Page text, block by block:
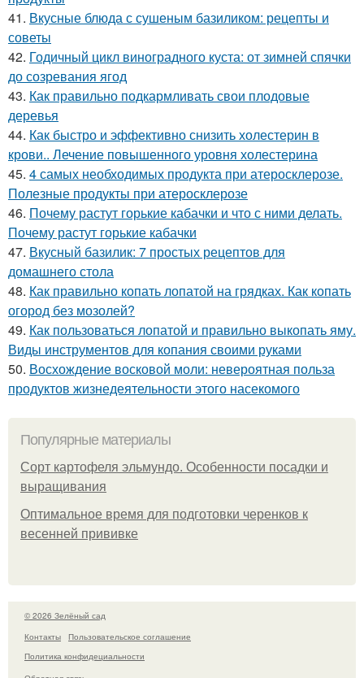
41. Вкусные блюда с сушеным базиликом: рецепты и
советы
42. Годичный цикл виноградного куста: от зимней спячки
до созревания ягод
43. Как правильно подкармливать свои плодовые
деревья
44. Как быстро и эффективно снизить холестерин в
крови.. Лечение повышенного уровня холестерина
45. 4 самых необходимых продукта при атеросклерозе.
Полезные продукты при атеросклерозе
46. Почему растут горькие кабачки и что с ними делать.
Почему растут горькие кабачки
47. Вкусный базилик: 7 простых рецептов для
домашнего стола
48. Как правильно копать лопатой на грядках. Как копать
огород без мозолей?
49. Как пользоваться лопатой и правильно выкопать яму.
Виды инструментов для копания своими руками
50. Восхождение восковой моли: невероятная польза
продуктов жизнедеятельности этого насекомого
Популярные материалы
Сорт картофеля эльмундо. Особенности посадки и
выращивания
Оптимальное время для подготовки черенков к
весенней прививке
© 2026 Зелёный сад
Контакты
Пользовательское соглашение
Политика конфидециальности